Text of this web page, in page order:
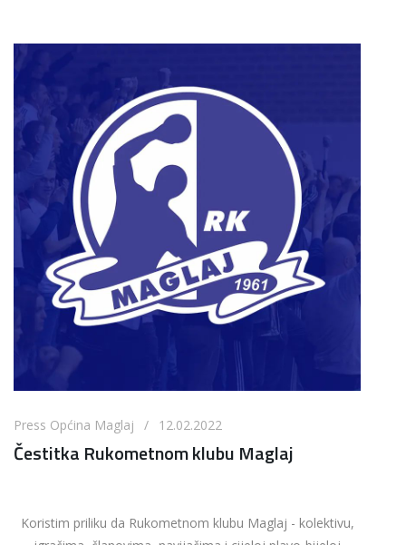
Press Općina Maglaj / 12.02.2022
Čestitka Rukometnom klubu Maglaj
Koristim priliku da Rukometnom klubu Maglaj - kolektivu,